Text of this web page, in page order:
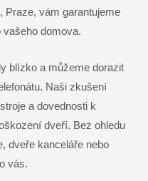
Praze, vám garantujeme
domova.
blízko a můžeme dorazit
Naši zkušení
a dovednosti k
dveří. Bez ohledu
dveře kanceláře nebo
vás.